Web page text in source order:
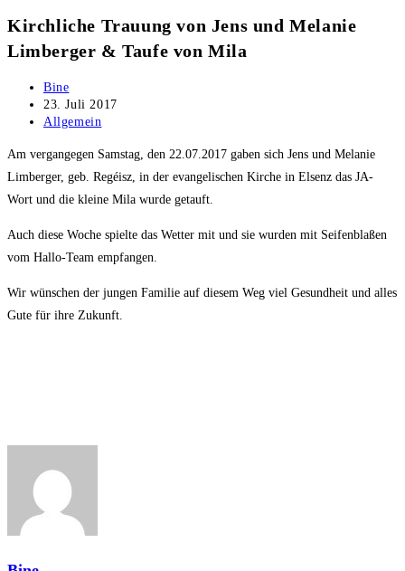
Kirchliche Trauung von Jens und Melanie
Limberger & Taufe von Mila
Beitrags-
Autor:
Bine
Beitrag
veröffentlicht:
23. Juli 2017
Beitrags-
Allgemein
Am vergangegen Samstag, den 22.07.2017 gaben sich Jens und Melanie
Limberger, geb. Regéisz, in der evangelischen Kirche in Elsenz das JA-
Wort und die kleine Mila wurde getauft.
Auch diese Woche spielte das Wetter mit und sie wurden mit Seifenblaßen
vom Hallo-Team empfangen.
Wir wünschen der jungen Familie auf diesem Weg viel Gesundheit und alles
Gute für ihre Zukunft.